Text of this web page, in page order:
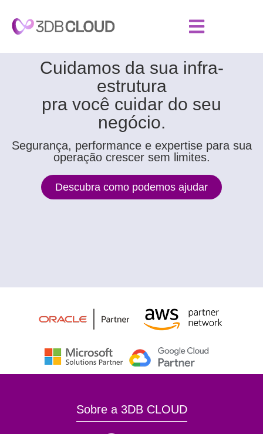
Cuidamos da sua infra-
estrutura
pra você cuidar do seu
negócio.
Segurança, performance e expertise para sua
operação crescer sem limites.
Descubra como podemos ajudar
Sobre a 3DB CLOUD